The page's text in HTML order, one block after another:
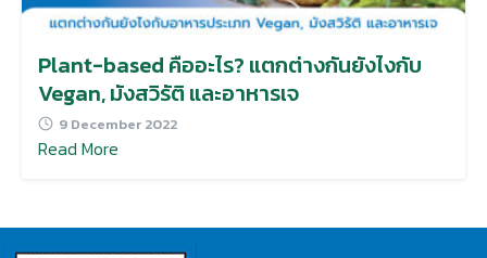
Plant-based คืออะไร? แตกต่างกันยังไงกับ
Vegan, มังสวิรัติ และอาหารเจ
9 December 2022
Read More